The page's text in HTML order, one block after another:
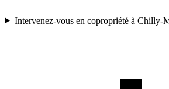
Intervenez-vous en copropriété à Chilly-